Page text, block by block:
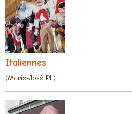
Italiennes
(Marie-José PL)